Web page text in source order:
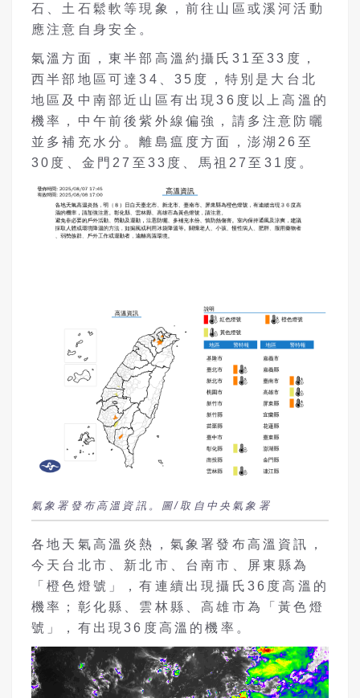
石、土石鬆軟等現象，前往山區或溪河活動
應注意自身安全。
氣溫方面，東半部高溫約攝氏31至33度，
西半部地區可達34、35度，特別是大台北
地區及中南部近山區有出現36度以上高溫的
機率，中午前後紫外線偏強，請多注意防曬
並多補充水分。離島瘟度方面，澎湖26至
30度、金門27至33度、馬祖27至31度。
氣象署發布高溫資訊。圖/取自中央氣象署
各地天氣高溫炎熱，氣象署發布高溫資訊，
今天台北市、新北市、台南市、屏東縣為
「橙色燈號」，有連續出現攝氏36度高溫的
機率；彰化縣、雲林縣、高雄市為「黃色燈
號」，有出現36度高溫的機率。